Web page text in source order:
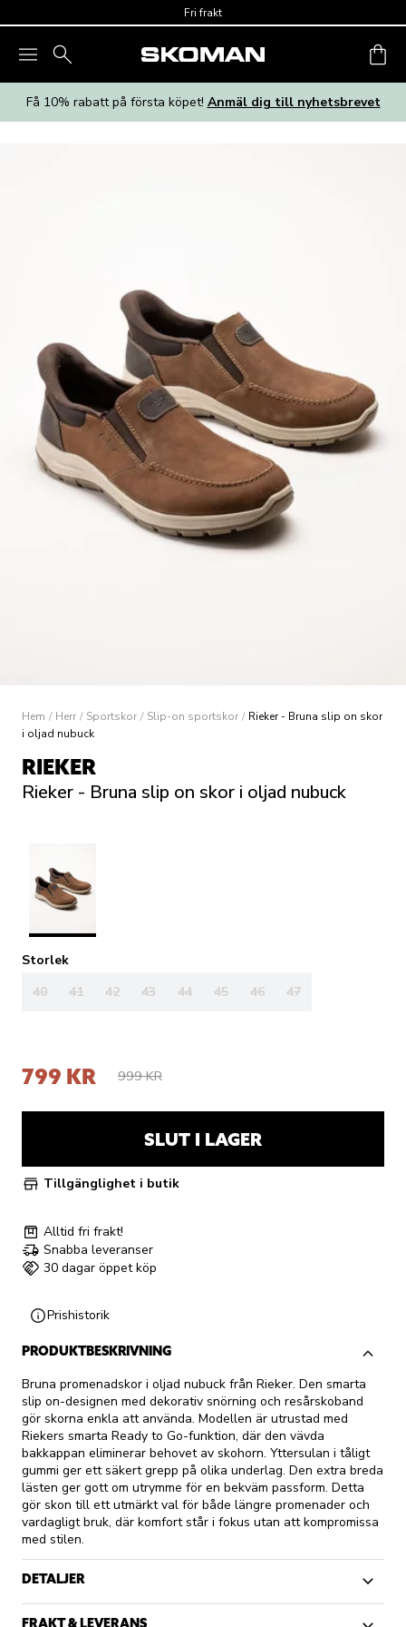
Fri frakt
Få 10% rabatt på första köpet! Anmäl dig till nyhetsbrevet
Hem / Herr / Sportskor / Slip-on sportskor / Rieker - Bruna slip on skor
i oljad nubuck
RIEKER
Rieker - Bruna slip on skor i oljad nubuck
Storlek
40
41 42 43 44 45 46 47
799 KR 999 KR
SLUT I LAGER
Tillgänglighet i butik
Alltid fri frakt!
Snabba leveranser
30 dagar öppet köp
Prishistorik
PRODUKTBESKRIVNING
Bruna promenadskor i oljad nubuck från Rieker. Den smarta
slip on-designen med dekorativ snörning och resårskoband
gör skorna enkla att använda. Modellen är utrustad med
Riekers smarta Ready to Go-funktion, där den vävda
bakkappan eliminerar behovet av skohorn. Yttersulan i tåligt
gummi ger ett säkert grepp på olika underlag. Den extra breda
lästen ger gott om utrymme för en bekväm passform. Detta
gör skon till ett utmärkt val för både längre promenader och
vardagligt bruk, där komfort står i fokus utan att kompromissa
med stilen.
DETALJER
FRAKT & LEVERANS